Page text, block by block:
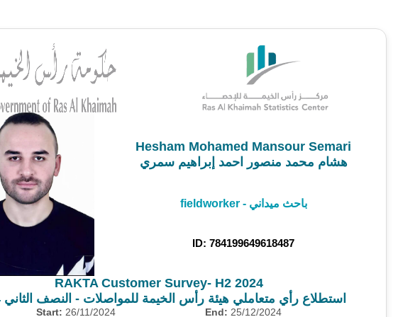
Hesham Mohamed Mansour Semari
هشام محمد منصور احمد إبراهيم سمري
fieldworker - باحث ميداني
ID: 784199649618487
RAKTA Customer Survey- H2 2024
استطلاع رأي متعاملي هيئة رأس الخيمة للمواصلات - النصف الثاني 2024
Start: 26/11/2024 End: 25/12/2024